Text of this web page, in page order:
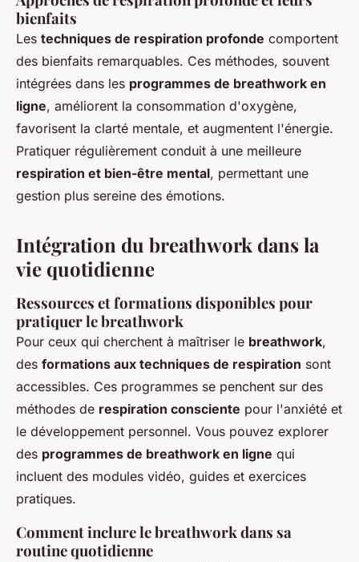
bienfaits
Les techniques de respiration profonde comportent
des bienfaits remarquables. Ces méthodes, souvent
intégrées dans les programmes de breathwork en
ligne, améliorent la consommation d'oxygène,
favorisent la clarté mentale, et augmentent l'énergie.
Pratiquer régulièrement conduit à une meilleure
respiration et bien-être mental, permettant une
gestion plus sereine des émotions.
Intégration du breathwork dans la
vie quotidienne
Ressources et formations disponibles pour
pratiquer le breathwork
Pour ceux qui cherchent à maîtriser le breathwork,
des formations aux techniques de respiration sont
accessibles. Ces programmes se penchent sur des
méthodes de respiration consciente pour l'anxiété et
le développement personnel. Vous pouvez explorer
des programmes de breathwork en ligne qui
incluent des modules vidéo, guides et exercices
pratiques.
Comment inclure le breathwork dans sa
routine quotidienne